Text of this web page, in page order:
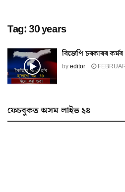
Tag: 30 years
বিজেপি চৰকাৰৰ কৰ্মৰ
byeditor
ফেচবুকত অসম লাইভ ২৪